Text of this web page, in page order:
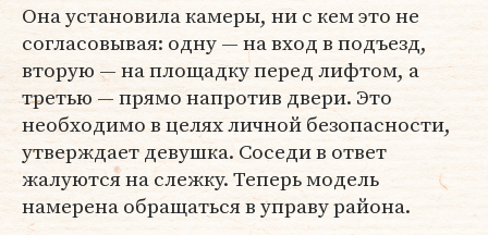
Она установила камеры, ни с кем это не
согласовывая: одну — на вход в подъезд,
вторую — на площадку перед лифтом, а
третью — прямо напротив двери. Это
необходимо в целях личной безопасности,
утверждает девушка. Соседи в ответ
жалуются на слежку. Теперь модель
намерена обращаться в управу района.